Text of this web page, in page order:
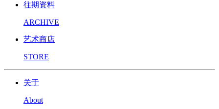
往期资料
ARCHIVE
艺术商店
STORE
关于
About